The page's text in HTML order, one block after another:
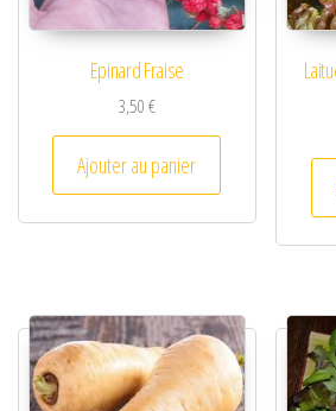
Epinard Fraise
3,50€
Ajouter au panier